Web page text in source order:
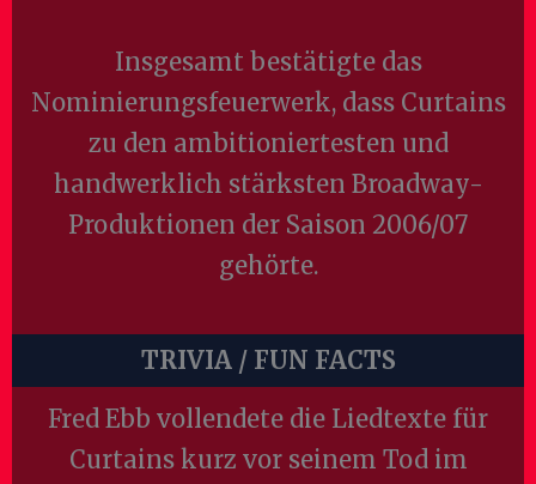
Insgesamt bestätigte das
Nominierungsfeuerwerk, dass Curtains
zu den ambitioniertesten und
handwerklich stärksten Broadway-
Produktionen der Saison 2006/07
gehörte.
TRIVIA / FUN FACTS
Fred Ebb vollendete die Liedtexte für
Curtains kurz vor seinem Tod im